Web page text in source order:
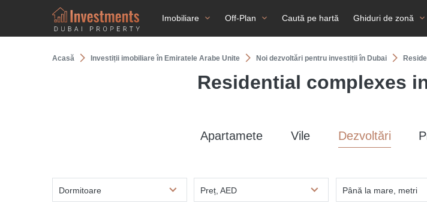
Imobiliare Off-Plan Caută pe hartă Ghiduri de zonă
Acasă Investiții imobiliare în Emiratele Arabe Unite Noi dezvoltări pentru investiții în Dubai
Residential complexes
Apartamete Vile Dezvoltări
Dormitoare Preț, AED Până la mare, metri